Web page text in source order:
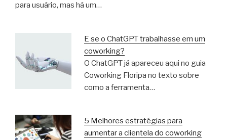
para usuário, mas há um…
E se o ChatGPT trabalhasse em um
coworking?
O ChatGPT já apareceu aqui no guia
Coworking Floripa no texto sobre
como a ferramenta…
5 Melhores estratégias para
aumentar a clientela do coworking